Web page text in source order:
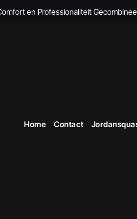
en Professionaliteit
Overall Kopen voor Elke Gelegenheid
voor Dames
Veiligheid in Stijl
voor Stijlvolle en Functionele Outfits
Uitstraling op het Werk
Werkkleding in België
Werkkleding: Comfortabel en
Home Contact